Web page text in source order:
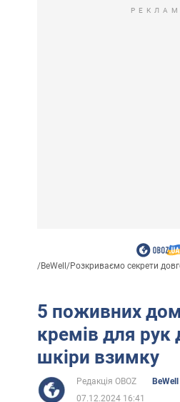
/BeWell/Розкриваємо секрети
5 поживних
кремів для рук
шкіри взимку
Редакція OBOZ
BeWell
07.12.2024 16:41